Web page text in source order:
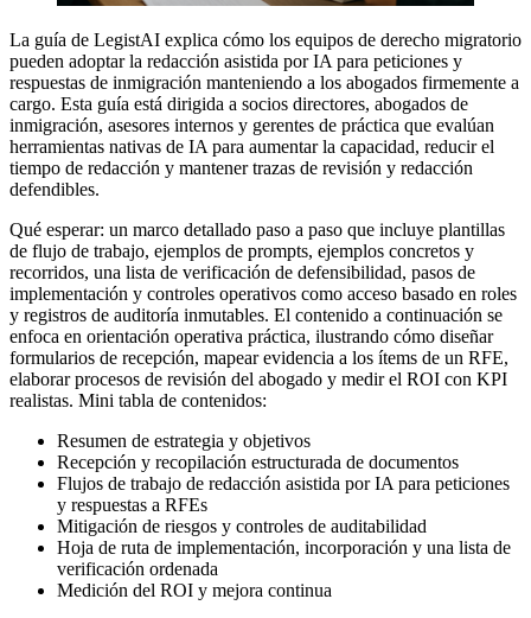
La guía de LegistAI explica cómo los equipos de derecho migratorio
pueden adoptar la redacción asistida por IA para peticiones y
respuestas de inmigración manteniendo a los abogados firmemente a
cargo. Esta guía está dirigida a socios directores, abogados de
inmigración, asesores internos y gerentes de práctica que evalúan
herramientas nativas de IA para aumentar la capacidad, reducir el
tiempo de redacción y mantener trazas de revisión y redacción
defendibles.
Qué esperar: un marco detallado paso a paso que incluye plantillas
de flujo de trabajo, ejemplos de prompts, ejemplos concretos y
recorridos, una lista de verificación de defensibilidad, pasos de
implementación y controles operativos como acceso basado en roles
y registros de auditoría inmutables. El contenido a continuación se
enfoca en orientación operativa práctica, ilustrando cómo diseñar
formularios de recepción, mapear evidencia a los ítems de un RFE,
elaborar procesos de revisión del abogado y medir el ROI con KPI
realistas. Mini tabla de contenidos:
Resumen de estrategia y objetivos
Recepción y recopilación estructurada de documentos
Flujos de trabajo de redacción asistida por IA para peticiones
y respuestas a RFEs
Mitigación de riesgos y controles de auditabilidad
Hoja de ruta de implementación, incorporación y una lista de
verificación ordenada
Medición del ROI y mejora continua